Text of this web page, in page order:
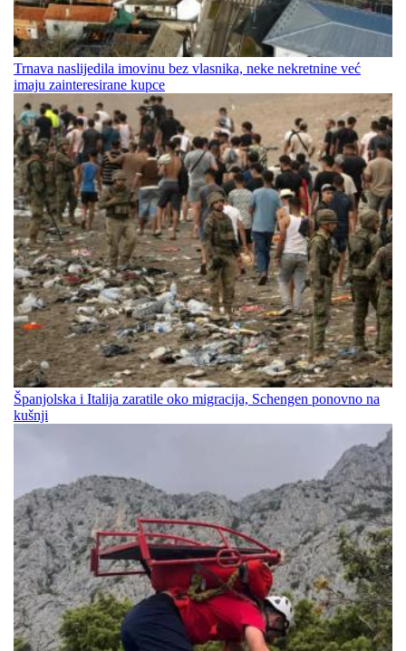
Trnava naslijedila imovinu bez vlasnika, neke nekretnine već
imaju zainteresirane kupce
Španjolska i Italija zaratile oko migracija, Schengen ponovno na
kušnji